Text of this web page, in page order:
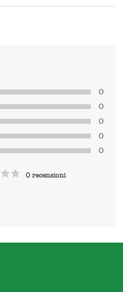
0
0
0
0
0
0 recensioni